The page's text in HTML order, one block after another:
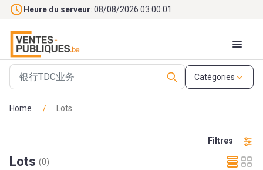
Skip to main content
Heure du serveur: 08/08/2026 03:01:01
Catégories
Home / Lots
Filtres
Lots (0)